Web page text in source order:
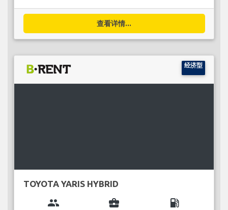
查看详情...
经济型
TOYOTA YARIS HYBRID
group business_center local_gas_station